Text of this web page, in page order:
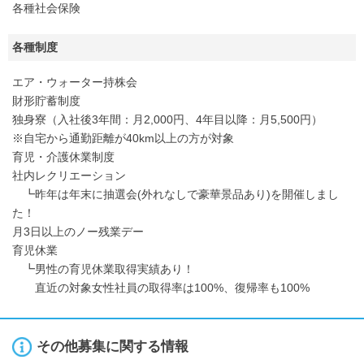
各種社会保険
各種制度
エア・ウォーター持株会
財形貯蓄制度
独身寮（入社後3年間：月2,000円、4年目以降：月5,500円）
※自宅から通勤距離が40km以上の方が対象
育児・介護休業制度
社内レクリエーション
┗昨年は年末に抽選会(外れなしで豪華景品あり)を開催しまし
た！
月3日以上のノー残業デー
育児休業
┗男性の育児休業取得実績あり！
直近の対象女性社員の取得率は100%、復帰率も100%
その他募集に関する情報